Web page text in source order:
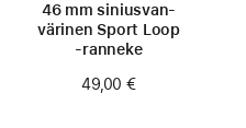
46 mm siniusvan­
värinen Sport Loop
‑ranneke
49,00 €